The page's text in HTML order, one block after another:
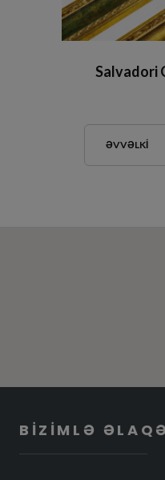
Salvadori
ƏVVƏLKI
BIZIMLƏ